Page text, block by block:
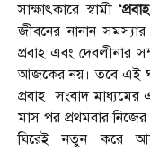
সাক্ষাৎকারে স্বামী
জীবনের নানান
প্রবাহ এবং দেবলীনার
আজকের নয়। তবে এই
প্রবাহ। সংবাদ
মাস পর প্রথমবার নিজের
ঘিরেই নতুন করে